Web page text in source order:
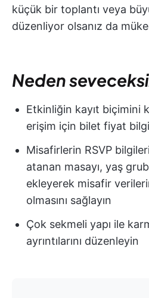
küçük bir toplantı veya
düzenliyor olsanız da
Neden
Etkinliğin kayıt biçimini
erişim için bilet fiyat
Misafirlerin RSVP
atanan masayı, yaş
ekleyerek misafir
olmasını sağlayın
Çok sekmeli yapı ile
ayrıntılarını düzenleyin